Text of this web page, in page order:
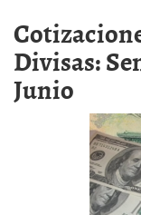
Divisas:
Junio